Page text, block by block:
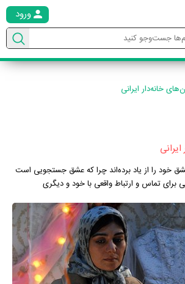
ورود
خانه‌دار ایرانی
خود را از یاد برده‌اند چرا که عشق جستجویی است
برای تماس و ارتباط واقعی با خود و دیگری